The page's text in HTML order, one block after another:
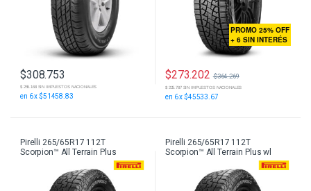
$308.753
$ 255.168 SIN IMPUESTOS NACIONALES
en 6 x $51458.83
PROMO 25% OFF
+ 6 SIN INTERÉS
$273.202 $364.269
$ 225.787 SIN IMPUESTOS NACIONALES
en 6 x $45533.67
Pirelli 265/65R17 112T
Scorpion™ All Terrain Plus
Pirelli 265/65R17 112T
Scorpion™ All Terrain Plus wl